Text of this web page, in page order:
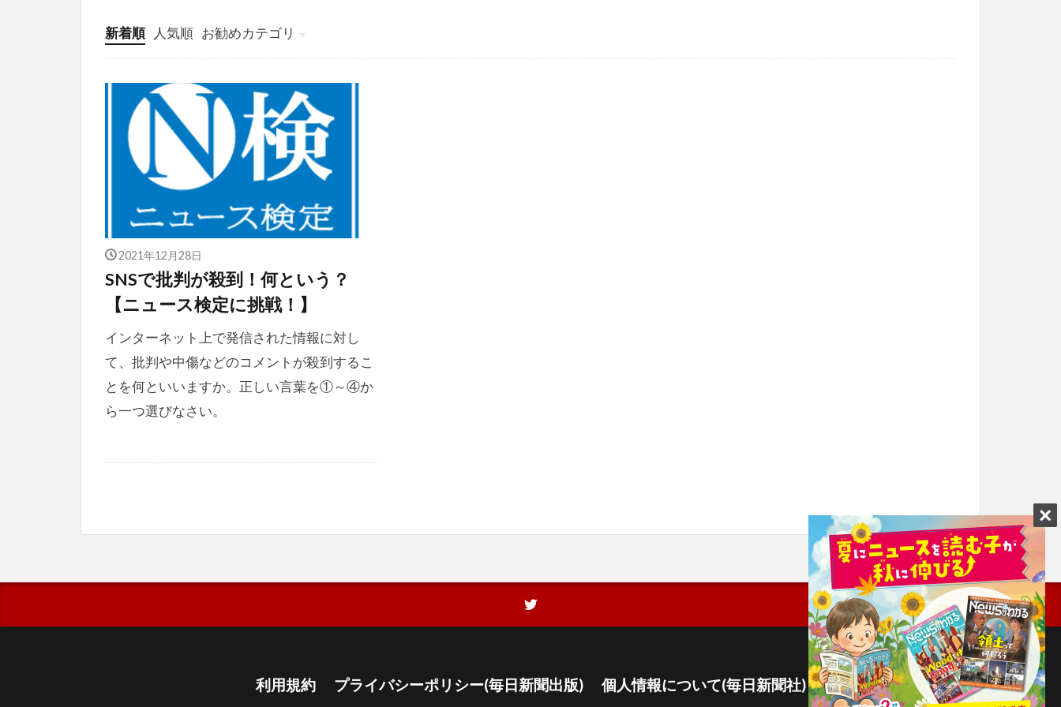
新着順 人気順 お勧めカテゴリ
投稿
学び
マンガ
電子書籍
2021年12月28日
SNSで批判が殺到！何という？
【ニュース検定に挑戦！】
インターネット上で発信された情報に対し
て、批判や中傷などのコメントが殺到するこ
とを何といいますか。正しい言葉を①～④か
ら一つ選びなさい。
利用規約 プライバシーポリシー(毎日新聞出版) 個人情報について(毎日新聞社)